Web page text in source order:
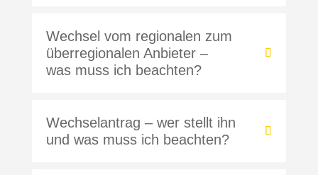
Wechsel vom regionalen zum
überregionalen Anbieter –
was muss ich beachten?
Wechselantrag – wer stellt ihn
und was muss ich beachten?